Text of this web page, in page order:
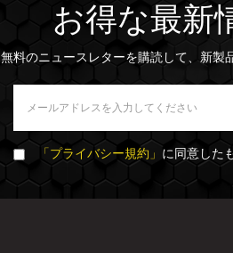
お得な最新
無料のニュースレターを購読して、新製
「プライバシー規約」 に同意した